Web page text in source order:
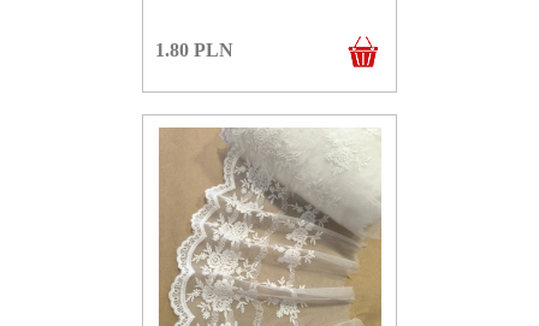
1.80 PLN